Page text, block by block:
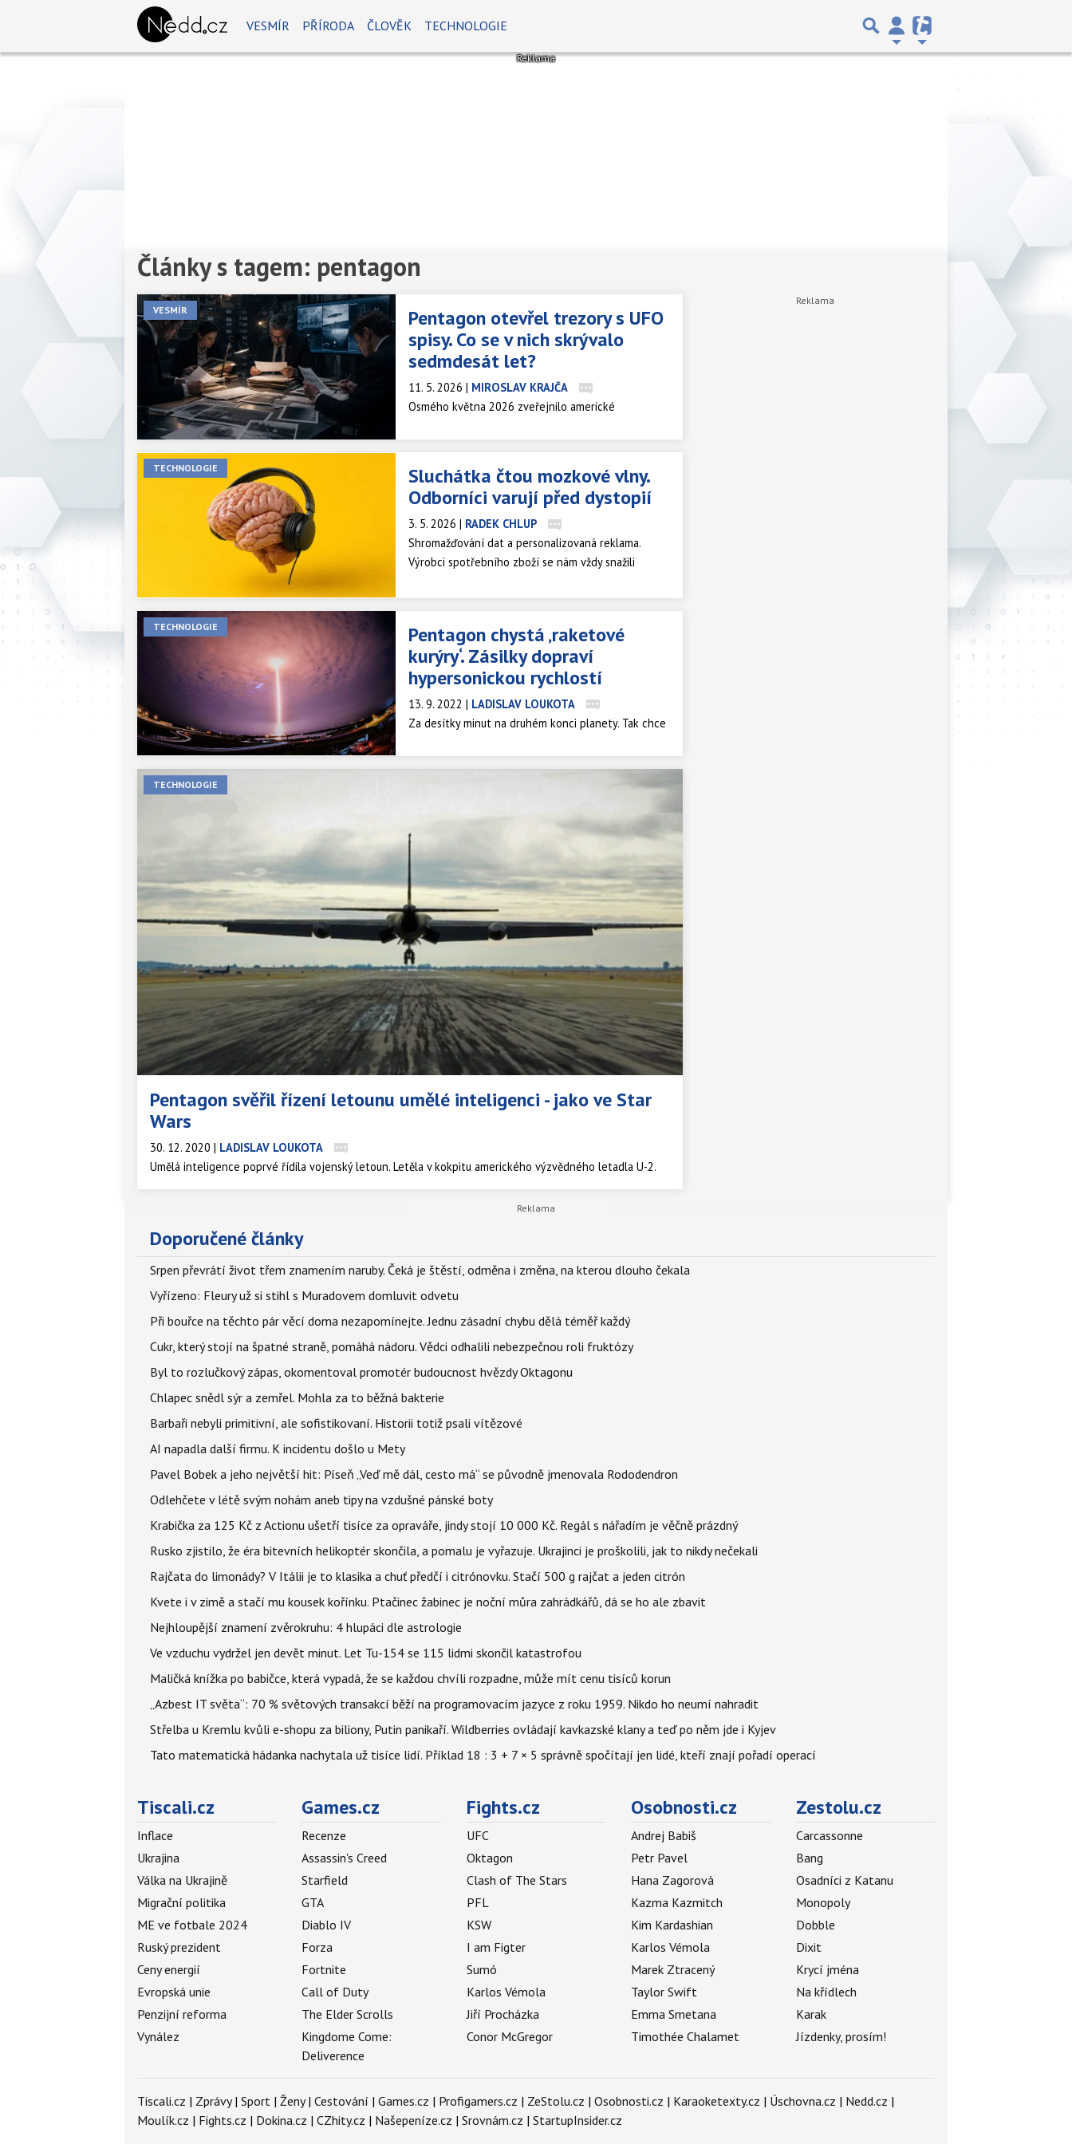
VESMÍR PŘÍRODA ČLOVĚK TECHNOLOGIE
Články s tagem: pentagon
VESMÍR
Pentagon otevřel trezory s UFO
spisy. Co se v nich skrývalo
sedmdesát let?
11. 5. 2026 | MIROSLAV KRAJČA
Osmého května 2026 zveřejnilo americké
souborů o neidentifikovaných anomálních jevech.
dronů, svědectví agentů FBI a videa objektů
pohybujících se způsobem, který standardní fyzika
dosud neumí vysvětlit.
TECHNOLOGIE
Sluchátka čtou mozkové vlny.
Odborníci varují před dystopií
3. 5. 2026 | RADEK CHLUP
Shromažďování dat a personalizovaná reklama.
Výrobci spotřebního zboží se nám vždy snažili
startup Neurable tvrdí, že to dokáže.
TECHNOLOGIE
Pentagon chystá ‚raketové
kurýry‘. Zásilky dopraví
hypersonickou rychlostí
13. 9. 2022 | LADISLAV LOUKOTA
Za desítky minut na druhém konci planety. Tak chce
TECHNOLOGIE
Pentagon svěřil řízení letounu umělé inteligenci - jako ve Star
Wars
30. 12. 2020 | LADISLAV LOUKOTA
Umělá inteligence poprvé řídila vojenský letoun. Letěla v kokpitu amerického výzvědného letadla U-2.
Doporučené články
Srpen převrátí život třem znamením naruby. Čeká je štěstí, odměna i změna, na kterou dlouho čekala
Vyřízeno: Fleury už si stihl s Muradovem domluvit odvetu
Při bouřce na těchto pár věcí doma nezapomínejte. Jednu zásadní chybu dělá téměř každý
Cukr, který stojí na špatné straně, pomáhá nádoru. Vědci odhalili nebezpečnou roli fruktózy
Byl to rozlučkový zápas, okomentoval promotér budoucnost hvězdy Oktagonu
Chlapec snědl sýr a zemřel. Mohla za to běžná bakterie
Barbaři nebyli primitivní, ale sofistikovaní. Historii totiž psali vítězové
AI napadla další firmu. K incidentu došlo u Mety
Pavel Bobek a jeho největší hit: Píseň „Veď mě dál, cesto má“ se původně jmenovala Rododendron
Odlehčete v létě svým nohám aneb tipy na vzdušné pánské boty
Krabička za 125 Kč z Actionu ušetří tisíce za opraváře, jindy stojí 10 000 Kč. Regál s nářadím je věčně prázdný
Rusko zjistilo, že éra bitevních helikoptér skončila, a pomalu je vyřazuje. Ukrajinci je proškolili, jak to nikdy nečekali
Rajčata do limonády? V Itálii je to klasika a chuť předčí i citrónovku. Stačí 500 g rajčat a jeden citrón
Kvete i v zimě a stačí mu kousek kořínku. Ptačinec žabinec je noční můra zahrádkářů, dá se ho ale zbavit
Nejhloupější znamení zvěrokruhu: 4 hlupáci dle astrologie
Ve vzduchu vydržel jen devět minut. Let Tu-154 se 115 lidmi skončil katastrofou
Maličká knížka po babičce, která vypadá, že se každou chvíli rozpadne, může mít cenu tisíců korun
„Azbest IT světa“: 70 % světových transakcí běží na programovacím jazyce z roku 1959. Nikdo ho neumí nahradit
Střelba u Kremlu kvůli e-shopu za biliony, Putin panikaří. Wildberries ovládají kavkazské klany a teď po něm jde i Kyjev
Tato matematická hádanka nachytala už tisíce lidí. Příklad 18 : 3 + 7 × 5 správně spočítají jen lidé, kteří znají pořadí operací
Tiscali.cz
Inflace
Ukrajina
Válka na Ukrajině
Migrační politika
ME ve fotbale 2024
Ruský prezident
Ceny energií
Evropská unie
Penzijní reforma
Vynález
Games.cz
Recenze
Assassin's Creed
Starfield
GTA
Diablo IV
Forza
Fortnite
Call of Duty
The Elder Scrolls
Kingdome Come:
Deliverence
Fights.cz
UFC
Oktagon
Clash of The Stars
PFL
KSW
I am Figter
Sumó
Karlos Vémola
Jiří Procházka
Conor McGregor
Osobnosti.cz
Andrej Babiš
Petr Pavel
Hana Zagorová
Kazma Kazmitch
Kim Kardashian
Karlos Vémola
Marek Ztracený
Taylor Swift
Emma Smetana
Timothée Chalamet
Zestolu.cz
Carcassonne
Bang
Osadníci z Katanu
Monopoly
Dobble
Dixit
Krycí jména
Na křídlech
Karak
Jízdenky, prosím!
Tiscali.cz | Zprávy| Sport | Ženy| Cestování | Games.cz | Profigamers.cz | ZeStolu.cz | Osobnosti.cz | Karaoketexty.cz | Úschovna.cz | Nedd.cz |
Moulík.cz | Fights.cz | Dokina.cz | CZhity.cz | Našepeníze.cz | Srovnám.cz | StartupInsider.cz